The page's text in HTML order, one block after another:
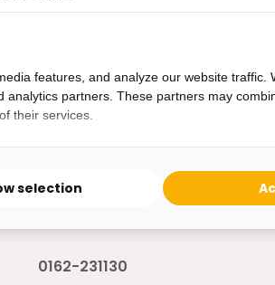
Binnen 24 uur antwoord op je vraag!
0162-231130
features, and analyze our website traffic.
partners. These partners may
their services.
selection